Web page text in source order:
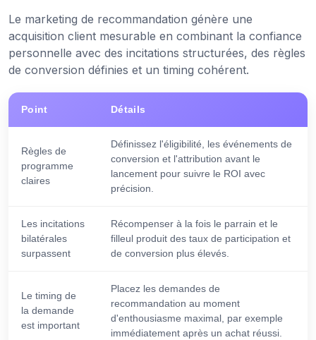
Le marketing de recommandation génère une
acquisition client mesurable en combinant la confiance
personnelle avec des incitations structurées, des règles
de conversion définies et un timing cohérent.
Point Détails
Règles de
programme
claires
Définissez l'éligibilité, les événements de
conversion et l'attribution avant le
lancement pour suivre le ROI avec
précision.
Les incitations
bilatérales
surpassent
Récompenser à la fois le parrain et le
filleul produit des taux de participation et
de conversion plus élevés.
Le timing de
la demande
est important
Placez les demandes de
recommandation au moment
d'enthousiasme maximal, par exemple
immédiatement après un achat réussi.